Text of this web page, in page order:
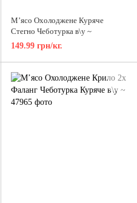
М’ясо Охолоджене Куряче
Стегно Чеботурка в\у ~
149.99 грн/кг.